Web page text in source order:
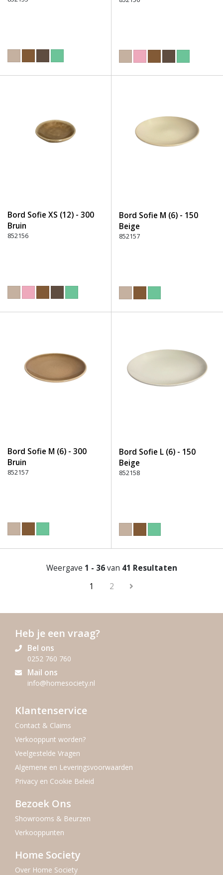
Bord Sofie XS (12) - 300
Bruin
852156
Bord Sofie M (6) - 150
Beige
852157
Bord Sofie M (6) - 300
Bruin
852157
Bord Sofie L (6) - 150
Beige
852158
Weergave 1 - 36van 41 Resultaten
1
2
Heb je een vraag?
Bel ons
0252 760 760
Mail ons
info@homesociety.nl
Klantenservice
Contact & Claims
Verkooppunt worden?
Veelgestelde Vragen
Algemene en Leveringsvoorwaarden
Privacy en Cookie Beleid
Bezoek Ons
Showrooms & Beurzen
Verkooppunten
Home Society
Over Home Society